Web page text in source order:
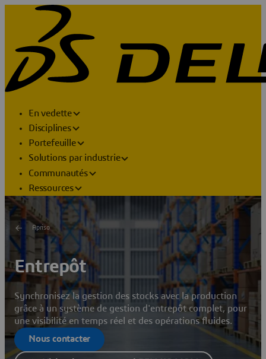
En vedette
Disciplines
Portefeuille
Solutions par industrie
Communautés
Ressources
Apriso
Entrepôt
Synchronisez la gestion des stocks avec la production
grâce à un système de gestion d'entrepôt complet, pour
une visibilité en temps réel et des opérations fluides.
Nous contacter